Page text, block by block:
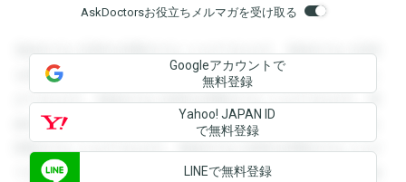
AskDoctorsお役立ちメルマガを受け取る
登録すると回答を閲覧することができます。登録すると回答
を閲覧することができます。登録すると回答を閲覧すること
ができます。登録すると回答を閲覧することができます。登
録すると回答を閲覧することができます。登録すると回答を
閲覧することができます。登録すると回答を閲覧することが
できます。登録すると回答を閲覧することができます。登録
Googleアカウントで
無料登録
Yahoo! JAPAN ID
で無料登録
LINEで無料登録